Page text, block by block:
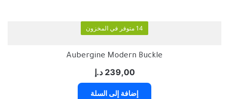
14 متوفر في المخزون
Aubergine Modern Buckle
239,00 د.إ
إضافة إلى السلة